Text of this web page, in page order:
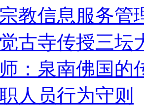
教信息服务管
古寺传授三坛
：泉南佛国的
人员行为守则